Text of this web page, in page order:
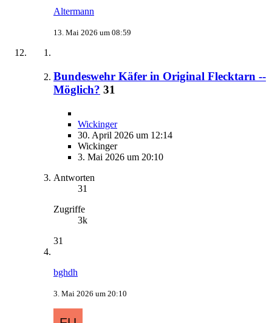
Altermann
13. Mai 2026 um 08:59
Bundeswehr Käfer in Original Flecktarn --
Möglich? 31
Wickinger
30. April 2026 um 12:14
Wickinger
3. Mai 2026 um 20:10
Antworten
31
Zugriffe
3k
31
bghdh
3. Mai 2026 um 20:10